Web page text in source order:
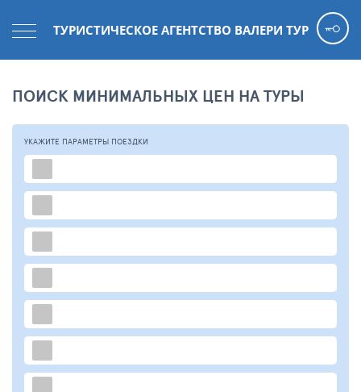
ТУРИСТИЧЕСКОЕ АГЕНТСТВО ВАЛЕРИ ТУР
ПОИСК МИНИМАЛЬНЫХ ЦЕН НА ТУРЫ
УКАЖИТЕ ПАРАМЕТРЫ ПОЕЗДКИ